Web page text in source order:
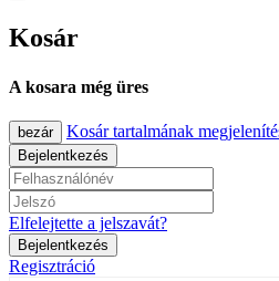
Kosár
A kosara még üres
bezár Kosár tartalmának
Bejelentkezés
Elfelejtette a jelszavát?
Bejelentkezés
Regisztráció